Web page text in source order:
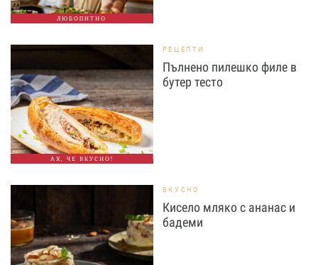
ЛЮБОПИТНО
АХ, ЧЕ ВКУСНО!
РЕЦЕПТИ
Пълнено пилешко филе в
бутер тесто
ВКУСНО
Кисело мляко с ананас и
бадеми